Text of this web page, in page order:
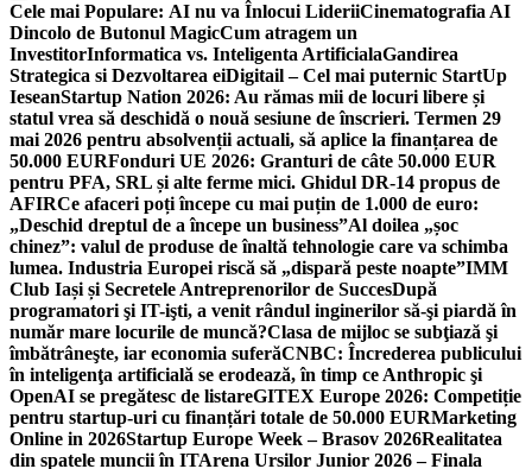
Cele mai Populare: AI nu va Înlocui LideriiCinematografia AI
Dincolo de Butonul MagicCum atragem un
InvestitorInformatica vs. Inteligenta ArtificialaGandirea
Strategica si Dezvoltarea eiDigitail – Cel mai puternic StartUp
IeseanStartup Nation 2026: Au rămas mii de locuri libere și
statul vrea să deschidă o nouă sesiune de înscrieri. Termen 29
mai 2026 pentru absolvenții actuali, să aplice la finanțarea de
50.000 EURFonduri UE 2026: Granturi de câte 50.000 EUR
pentru PFA, SRL și alte ferme mici. Ghidul DR-14 propus de
AFIRCe afaceri poți începe cu mai puțin de 1.000 de euro:
„Deschid dreptul de a începe un business”Al doilea „șoc
chinez”: valul de produse de înaltă tehnologie care va schimba
lumea. Industria Europei riscă să „dispară peste noapte”IMM
Club Iași și Secretele Antreprenorilor de SuccesDupă
programatori şi IT-işti, a venit rândul inginerilor să-şi piardă în
număr mare locurile de muncă?Clasa de mijloc se subţiază şi
îmbătrâneşte, iar economia suferăCNBC: Încrederea publicului
în inteligenţa artificială se erodează, în timp ce Anthropic şi
OpenAI se pregătesc de listareGITEX Europe 2026: Competiție
pentru startup-uri cu finanțări totale de 50.000 EURMarketing
Online in 2026Startup Europe Week – Brasov 2026Realitatea
din spatele muncii în ITArena Ursilor Junior 2026 – Finala